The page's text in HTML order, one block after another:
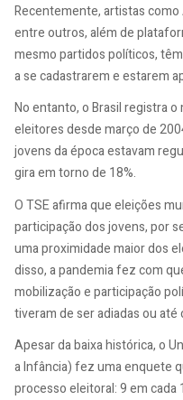
Recentemente, artistas
entre outros, além de
mesmo partidos políticos,
a se cadastrarem e estarem
No entanto, o Brasil registra
eleitores desde março de
jovens da época estavam
gira em torno de 18%.
O TSE afirma que eleições
participação dos jovens, por
uma proximidade maior dos
disso, a pandemia fez com
mobilização e participação
tiveram de ser adiadas ou até
Apesar da baixa histórica, o
a Infância) fez uma enquete
processo eleitoral: 9 em